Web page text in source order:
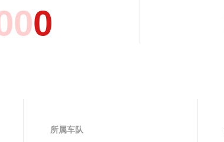
00
所属车队